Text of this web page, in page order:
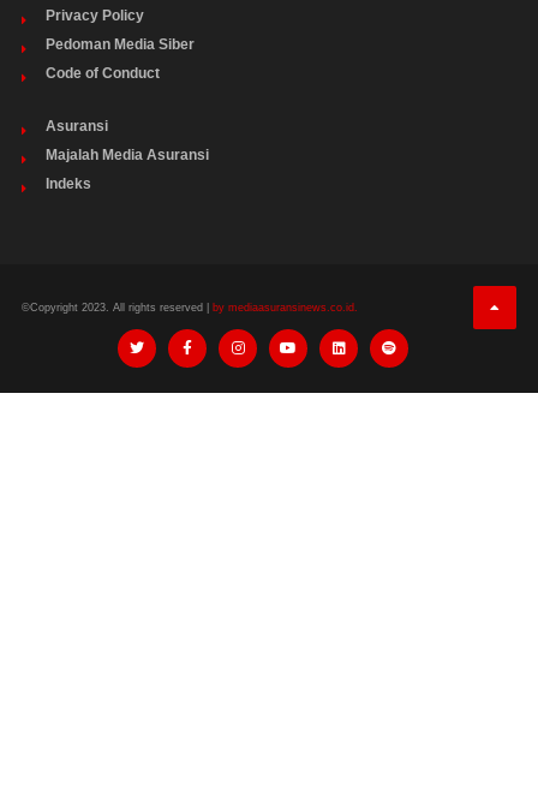
Privacy Policy
Pedoman Media Siber
Code of Conduct
Asuransi
Majalah Media Asuransi
Indeks
©Copyright 2023. All rights reserved | by mediaasuransinews.co.id.